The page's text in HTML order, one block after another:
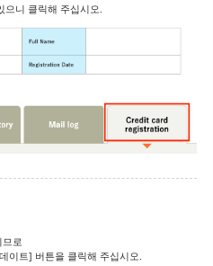
고 싶은데 가능한가요?
졸업 후에도 사용할 수 있나요?
니 클릭해 주십시오.
로
이트] 버튼을 클릭해 주십시오.